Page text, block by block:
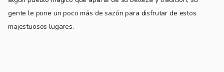
gente le pone un poco más de sazón para disfrutar de estos
majestuosos lugares.